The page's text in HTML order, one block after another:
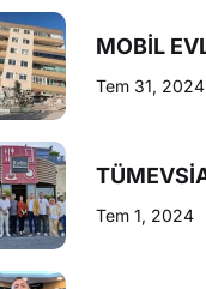
Tem 31, 2024
Tem 1, 2024